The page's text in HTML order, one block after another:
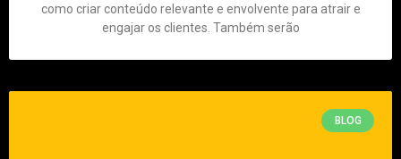
como criar conteúdo relevante e envolvente para atrair e
engajar os clientes. Também serão
BLOG